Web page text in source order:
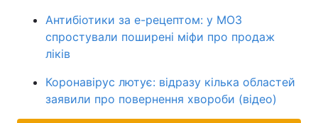
Антибіотики за е-рецептом: у МОЗ
спростували поширені міфи про продаж
ліків
Коронавірус лютує: відразу кілька областей
заявили про повернення хвороби (відео)